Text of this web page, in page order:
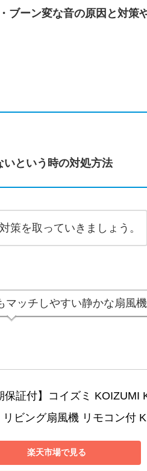
ブーン変な音の原因と対策
いという時の対処方法
策を取っていきましょう。
ッチしやすい静かな扇風機
保証付】コイズミ
リビング扇風機 リモコン付
楽天市場で見る